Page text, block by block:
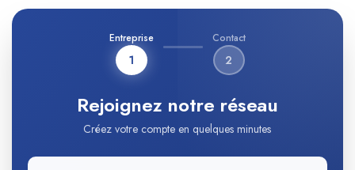
Entreprise
1
Contact
2
Rejoignez notre réseau
Créez votre compte en quelques minutes